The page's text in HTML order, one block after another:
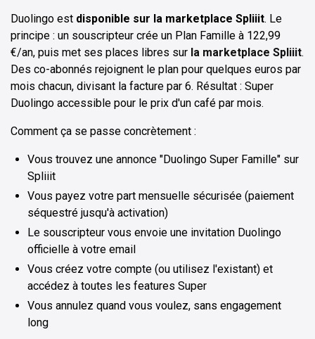
Duolingo est disponible sur la marketplace Spliiit. Le
principe : un souscripteur crée un Plan Famille à 122,99
€/an, puis met ses places libres sur la marketplace Spliiit.
Des co-abonnés rejoignent le plan pour quelques euros par
mois chacun, divisant la facture par 6. Résultat : Super
Duolingo accessible pour le prix d'un café par mois.
Comment ça se passe concrètement :
Vous trouvez une annonce "Duolingo Super Famille" sur
Spliiit
Vous payez votre part mensuelle sécurisée (paiement
séquestré jusqu'à activation)
Le souscripteur vous envoie une invitation Duolingo
officielle à votre email
Vous créez votre compte (ou utilisez l'existant) et
accédez à toutes les features Super
Vous annulez quand vous voulez, sans engagement
long